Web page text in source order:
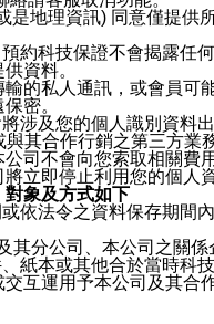
是地理資訊) 同意僅提
約科技保證不會揭露任
資料。
的私人通訊，或會員
密。
涉及您的個人識別資料
其合作行銷之第三方
司不會向您索取相關
立即停止利用您的個人
對象及方式如下
依法令之資料保存期間
其分公司、本公司之關
紙本或其他合於當時科
互運用予本公司及其合